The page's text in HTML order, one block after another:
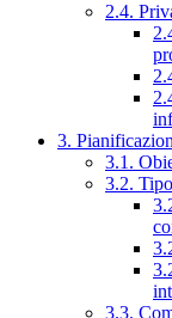
2.4.
3.
3.1.
3.2.
3.3.